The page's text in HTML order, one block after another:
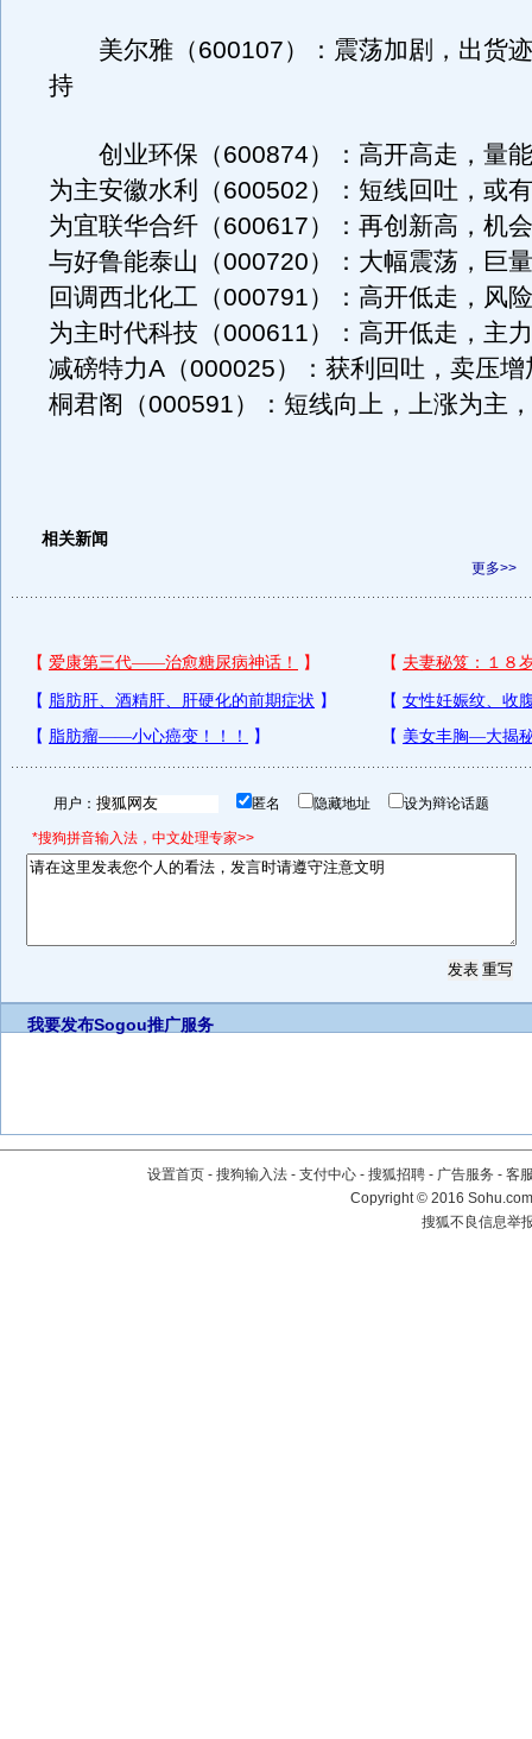
美尔雅（600107）：震荡加剧，出货
持
创业环保（600874）：高开高走，量
为主安徽水利（600502）：短线回吐，或
为宜联华合纤（600617）：再创新高，机
与好鲁能泰山（000720）：大幅震荡，巨
回调西北化工（000791）：高开低走，风
为主时代科技（000611）：高开低走，主
减磅特力A（000025）：获利回吐，卖压
桐君阁（000591）：短线向上，上涨为主
相关新闻
更多>>
用户： 匿名 隐藏地址 设为辩论话题
*搜狗拼音输入法，中文处理专家>>
我要发布Sogou推广服务
设置首页 - 搜狗输入法 - 支付中心 - 搜狐招聘 - 广告服务 - 客
Copyright©2016
搜狐不良信息举